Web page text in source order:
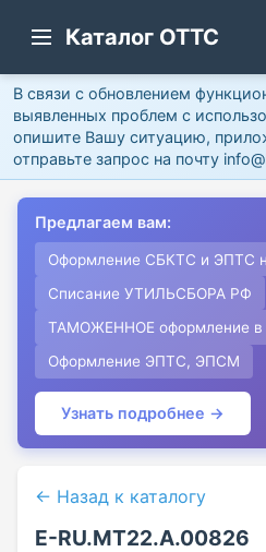
Каталог ОТТС
В связи с обновлением
выявленных проблем с
опишите Вашу ситуацию,
отправьте запрос на почту
Предлагаем вам:
Оформление СБКТС и ЭПТС
Списание УТИЛЬСБОРА РФ
ТАМОЖЕННОЕ оформление в
Оформление ЭПТС, ЭПСМ
Узнать подробнее →
← Назад к каталогу
E-RU.MT22.А.00826